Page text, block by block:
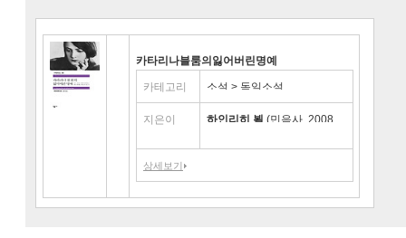
카타리나블룸의잃어버린명예
카테고리 소설 > 독일소설
지은이 하인리히 뵐 (민음사, 2008
상세보기